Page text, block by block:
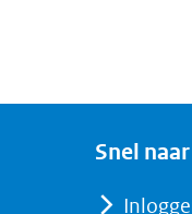
Snel naar